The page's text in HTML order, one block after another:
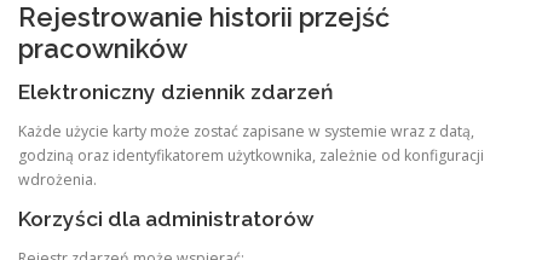
Rejestrowanie historii przejść
pracowników
Elektroniczny dziennik zdarzeń
Każde użycie karty może zostać zapisane w systemie wraz z datą,
godziną oraz identyfikatorem użytkownika, zależnie od konfiguracji
wdrożenia.
Korzyści dla administratorów